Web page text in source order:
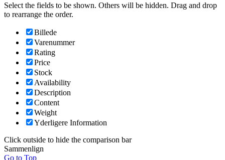
Select the fields to be shown. Others will be hidden. Drag and drop
to rearrange the order.
Billede
Varenummer
Rating
Price
Stock
Availability
Description
Content
Weight
Yderligere Information
Click outside to hide the comparison bar
Sammenlign
Go to Top